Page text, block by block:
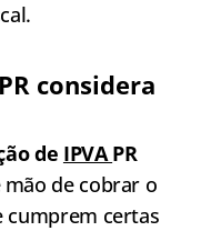
considera
de IPVAPR
de cobrar o
certas